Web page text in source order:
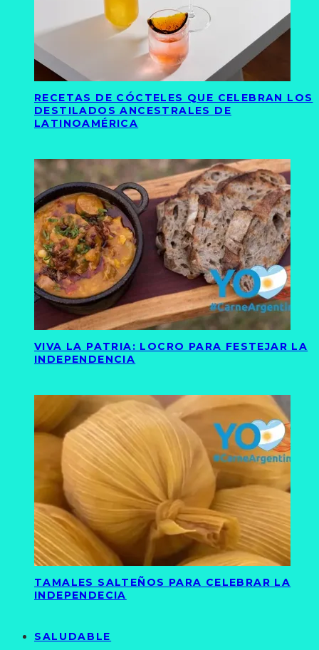
RECETAS DE CÓCTELES QUE CELEBRAN LOS
DESTILADOS ANCESTRALES DE
LATINOAMÉRICA
VIVA LA PATRIA: LOCRO PARA FESTEJAR LA
INDEPENDENCIA
TAMALES SALTEÑOS PARA CELEBRAR LA
INDEPENDECIA
SALUDABLE